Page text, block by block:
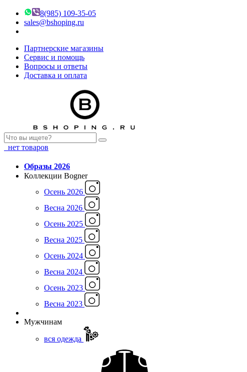
8(985) 109-35-05
sales@bshoping.ru
Партнерские магазины
Сервис и помощь
Вопросы и ответы
Доставка и оплата
нет товаров
Образы 2026
Коллекции Bogner
Осень 2026
Весна 2026
Осень 2025
Весна 2025
Осень 2024
Весна 2024
Осень 2023
Весна 2023
Мужчинам
вся одежда